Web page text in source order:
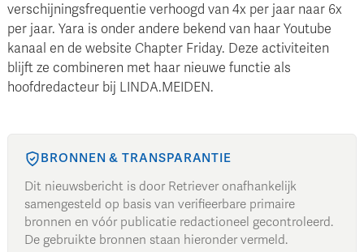
verschijningsfrequentie verhoogd van 4x per jaar naar 6x
per jaar. Yara is onder andere bekend van haar Youtube
kanaal en de website Chapter Friday. Deze activiteiten
blijft ze combineren met haar nieuwe functie als
hoofdredacteur bij LINDA.MEIDEN.
BRONNEN & TRANSPARANTIE
Dit nieuwsbericht is door Retriever onafhankelijk
samengesteld op basis van verifieerbare primaire
bronnen en vóór publicatie redactioneel gecontroleerd.
De gebruikte bronnen staan hieronder vermeld.